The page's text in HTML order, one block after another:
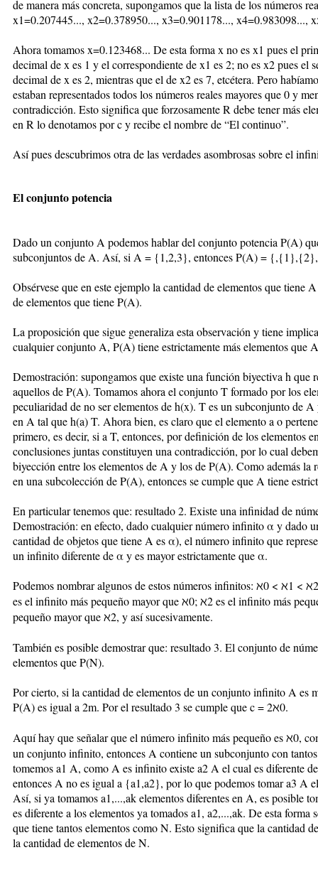
de manera más concreta, supongamos que la lista de los números
x1=0.207445..., x2=0.378950..., x3=0.901178..., x4=0.983098...,
Ahora tomamos x=0.123468... De esta forma x no es x1 pues el
decimal de x es 1 y el correspondiente de x1 es 2; no es x2 pues el
decimal de x es 2, mientras que el de x2 es 7, etcétera. Pero
estaban representados todos los números reales mayores que 0 y
contradicción. Esto significa que forzosamente R debe tener más
en R lo denotamos por c y recibe el nombre de “El continuo”.
Así pues descubrimos otra de las verdades asombrosas sobre el
El conjunto potencia
Dado un conjunto A podemos hablar del conjunto potencia P(A)
subconjuntos de A. Así, si A = {1,2,3}, entonces P(A) =
Obsérvese que en este ejemplo la cantidad de elementos que tiene
de elementos que tiene P(A).
La proposición que sigue generaliza esta observación y tiene
cualquier conjunto A, P(A) tiene estrictamente más elementos que
Demostración: supongamos que existe una función biyectiva h que
aquellos de P(A). Tomamos ahora el conjunto T formado por los
peculiaridad de no ser elementos de h(x). T es un subconjunto de
en A tal que h(a) T. Ahora bien, es claro que el elemento a o
primero, es decir, si a T, entonces, por definición de los elementos
conclusiones juntas constituyen una contradicción, por lo cual
biyección entre los elementos de A y los de P(A). Como además
en una subcolección de P(A), entonces se cumple que A tiene
En particular tenemos que: resultado 2. Existe una infinidad de
Demostración: en efecto, dado cualquier número infinito α y dado
cantidad de objetos que tiene A es α), el número infinito que
un infinito diferente de α y es mayor estrictamente que α.
Podemos nombrar algunos de estos números infinitos: ℵ0 < ℵ1 <
es el infinito más pequeño mayor que ℵ0; ℵ2 es el infinito más
pequeño mayor que ℵ2, y así sucesivamente.
También es posible demostrar que: resultado 3. El conjunto de
elementos que P(N).
Por cierto, si la cantidad de elementos de un conjunto infinito A es
P(A) es igual a 2m. Por el resultado 3 se cumple que c = 2ℵ0.
Aquí hay que señalar que el número infinito más pequeño es ℵ0,
un conjunto infinito, entonces A contiene un subconjunto con
tomemos a1 A, como A es infinito existe a2 A el cual es diferente
entonces A no es igual a {a1,a2}, por lo que podemos tomar a3 A
Así, si ya tomamos a1,...,ak elementos diferentes en A, es posible
es diferente a los elementos ya tomados a1, a2,...,ak. De esta
que tiene tantos elementos como N. Esto significa que la cantidad
la cantidad de elementos de N.